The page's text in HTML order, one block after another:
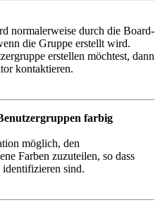
normalerweise durch die Board-
die Gruppe erstellt wird.
erstellen möchtest, dann
kontaktieren.
farbig
möglich, den
Farben zuzuteilen, so dass
sind.